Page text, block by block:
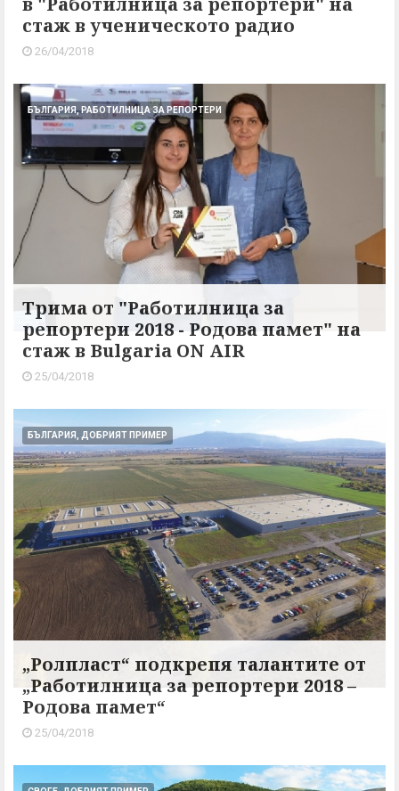
стаж в ученическото радио
26/04/2018
БЪЛГАРИЯ, РАБОТИЛНИЦА ЗА РЕПОРТЕРИ
Трима от "Работилница за
репортери 2018 - Родова памет" на
стаж в Bulgaria ON AIR
25/04/2018
БЪЛГАРИЯ, ДОБРИЯТ ПРИМЕР
„Ролпласт“ подкрепя талантите от
„Работилница за репортери 2018 –
Родова памет“
25/04/2018